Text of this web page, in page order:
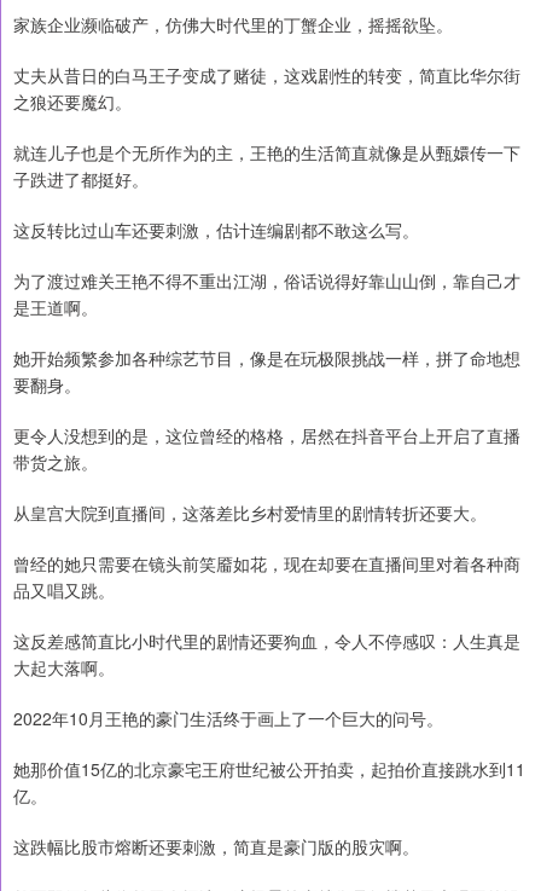
家族企业濒临破产，仿佛大时代里的丁蟹企业，摇摇欲坠。
丈夫从昔日的白马王子变成了赌徒，这戏剧性的转变，简直比华尔街
之狼还要魔幻。
就连儿子也是个无所作为的主，王艳的生活简直就像是从甄嬛传一下
子跌进了都挺好。
这反转比过山车还要刺激，估计连编剧都不敢这么写。
为了渡过难关王艳不得不重出江湖，俗话说得好靠山山倒，靠自己才
是王道啊。
她开始频繁参加各种综艺节目，像是在玩极限挑战一样，拼了命地想
要翻身。
更令人没想到的是，这位曾经的格格，居然在抖音平台上开启了直播
带货之旅。
从皇宫大院到直播间，这落差比乡村爱情里的剧情转折还要大。
曾经的她只需要在镜头前笑靥如花，现在却要在直播间里对着各种商
品又唱又跳。
这反差感简直比小时代里的剧情还要狗血，令人不停感叹：人生真是
大起大落啊。
2022年10月王艳的豪门生活终于画上了一个巨大的问号。
她那价值15亿的北京豪宅王府世纪被公开拍卖，起拍价直接跳水到11
亿。
这跌幅比股市熔断还要刺激，简直是豪门版的股灾啊。